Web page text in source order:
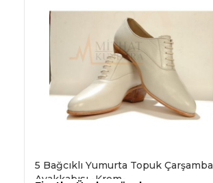
5 Bağcıklı Yumurta Topuk Çarşamba
Ayakkabısı -Krem-